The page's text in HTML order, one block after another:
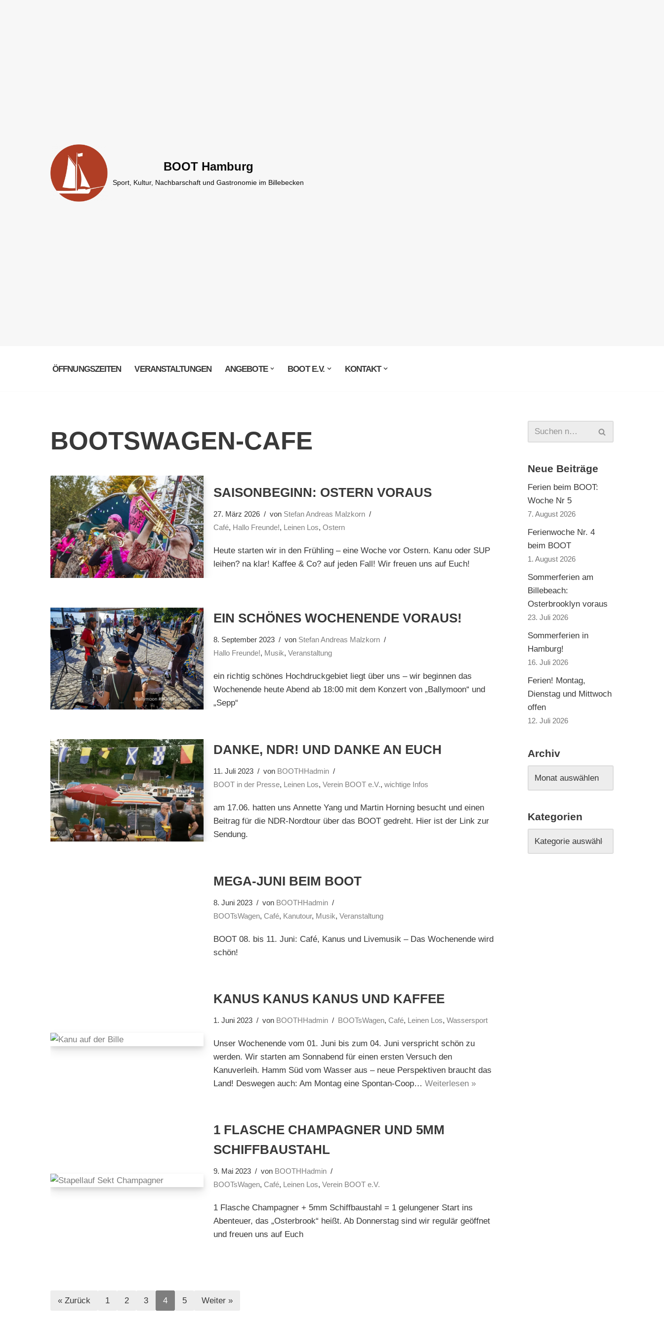
BOOT Hamburg
Sport, Kultur, Nachbarschaft und Gastronomie im Billebecken
ÖFFNUNGSZEITEN VERANSTALTUNGEN ANGEBOTE BOOT E.V. KONTAKT
BOOTSWAGEN-CAFE
SAISONBEGINN: OSTERN VORAUS
27. März 2026 von Stefan Andreas Malzkorn
Café, Hallo Freunde!, Leinen Los,Ostern
Heute starten wir in den Frühling – eine Woche vor Ostern. Kanu oder SUP
leihen? na klar! Kaffee & Co? auf jeden Fall! Wir freuen uns auf Euch!
EIN SCHÖNES WOCHENENDE VORAUS!
8. September 2023 von Stefan Andreas Malzkorn
Hallo Freunde!, Musik,Veranstaltung
ein richtig schönes Hochdruckgebiet liegt über uns – wir beginnen das
Wochenende heute Abend ab 18:00 mit dem Konzert von „Ballymoon“ und
„Sepp“
DANKE, NDR! UND DANKE AN EUCH
11. Juli 2023 von BOOTHHadmin
BOOT in der Presse, Leinen Los,Verein BOOT e.V.,wichtige Infos
am 17.06. hatten uns Annette Yang und Martin Horning besucht und einen
Beitrag für die NDR-Nordtour über das BOOT gedreht. Hier ist der Link zur
Sendung.
MEGA-JUNI BEIM BOOT
8. Juni 2023 von BOOTHHadmin
BOOTsWagen,Café, Kanutour, Musik,Veranstaltung
BOOT 08. bis 11. Juni: Café, Kanus und Livemusik – Das Wochenende wird
schön!
KANUS KANUS KANUS UND KAFFEE
1. Juni 2023 von BOOTHHadmin BOOTsWagen,Café, Leinen Los,Wassersport
Unser Wochenende vom 01. Juni bis zum 04. Juni verspricht schön zu
werden. Wir starten am Sonnabend für einen ersten Versuch den
Kanuverleih. Hamm Süd vom Wasser aus – neue Perspektiven braucht das
Land! Deswegen auch: Am Montag eine Spontan-Coop…Weiterlesen »
1 FLASCHE CHAMPAGNER UND 5MM
SCHIFFBAUSTAHL
9. Mai 2023 von BOOTHHadmin
BOOTsWagen,Café, Leinen Los,Verein BOOT e.V.
1 Flasche Champagner + 5mm Schiffbaustahl = 1 gelungener Start ins
Abenteuer, das „Osterbrook“ heißt. Ab Donnerstag sind wir regulär geöffnet
und freuen uns auf Euch
« Zurück 1 2 3 4 5 Weiter »
Neue Beiträge
Ferien beim BOOT:
Woche Nr 5
7. August 2026
Ferienwoche Nr. 4
beim BOOT
1. August 2026
Sommerferien am
Billebeach:
Osterbrooklyn voraus
23. Juli 2026
Sommerferien in
Hamburg!
16. Juli 2026
Ferien! Montag,
Dienstag und Mittwoch
offen
12. Juli 2026
Archiv
Kategorien